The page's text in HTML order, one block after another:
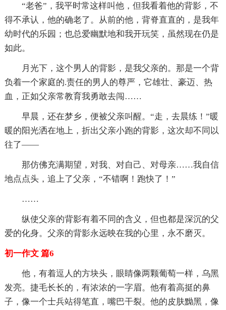
“老爸”，我平时常这样叫他，但我看着他的背影，不
得不承认，他的确老了。从前的他，背脊直直的，是我年
幼时代的乐园；也总爱幽默地和我开玩笑，虽然现在仍是
如此。
月光下，这个男人的背影，是我父亲的。那是一个背
负着一个家庭的.责任的男人的尊严，它雄壮、豪迈、热
血，正如父亲常教育我勇敢去闯……
早晨，还在梦乡，便被父亲叫醒。“走，去晨练！”暖
暖的阳光洒在地上，折出父亲小跑的背影，这次却不同以
往了——
那仿佛充满期望，对我、对自己、对母亲……我自信
地点点头，追上了父亲，“不错啊！跑快了！”
……
纵使父亲的背影有着不同的含义，但也都是深沉的父
爱的化身。父亲的背影永远映在我的心里，永不磨灭。
初一作文 篇6
他，有着逗人的方块头，眼睛像两颗葡萄一样，乌黑
发亮。捷毛长长的，有浓浓的一字眉。他有着高挺的鼻
子，像一个士兵站得笔直，嘴巴干裂。他的皮肤黝黑，像